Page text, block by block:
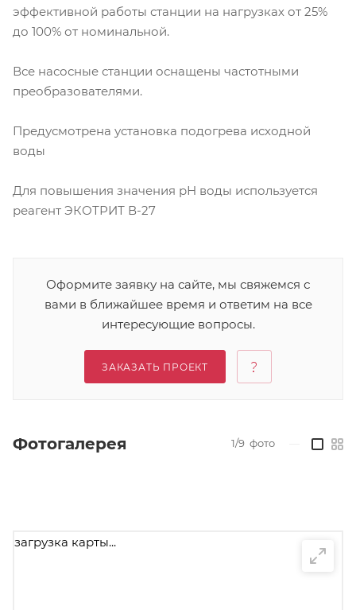
эффективной работы станции на нагрузках от 25%
до 100% от номинальной.
Все насосные станции оснащены частотными
преобразователями.
Предусмотрена установка подогрева исходной
воды
Для повышения значения рН воды используется
реагент ЭКОТРИТ В-27
Оформите заявку на сайте, мы свяжемся с
вами в ближайшее время и ответим на все
интересующие вопросы.
ЗАКАЗАТЬ ПРОЕКТ
Фотогалерея 1/9 фото
загрузка карты...